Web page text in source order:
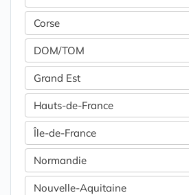
Corse
DOM/TOM
Grand Est
Hauts-de-France
Île-de-France
Normandie
Nouvelle-Aquitaine